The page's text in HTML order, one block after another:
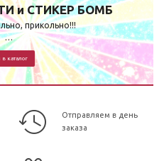
и СТИКЕР БОМБ
прикольно!!!
которое являет собой
расположенных на ней
бомбинг может включать в себя
расположены в хаотичном
каталог
Отправляем в день
заказа